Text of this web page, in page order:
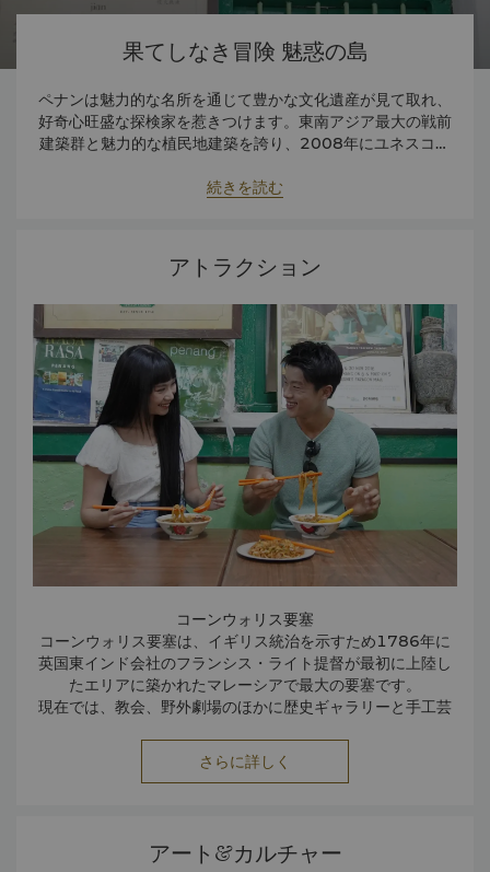
果てしなき冒険 魅惑の島
ペナンは魅力的な名所を通じて豊かな文化遺産が見て取れ、
好奇心旺盛な探検家を惹きつけます。東南アジア最大の戦前
建築群と魅力的な植民地建築を誇り、2008年にユネスコの
続きを読む
アトラクション
コーンウォリス要塞
コーンウォリス要塞は、イギリス統治を示すため1786年に
英国東インド会社のフランシス・ライト提督が最初に上陸し
たエリアに築かれたマレーシアで最大の要塞です。
現在では、教会、野外劇場のほかに歴史ギャラリーと手工芸
1977年には遺跡＆史跡に指定され、ペナンで最も有数の観
光地として人気を集めています。
屋台料理（ホーカー）
様々な文化が融合したマレーシアならではのグルメをお楽し
ラダ）などをお楽しみいただけます。
さらに詳しく
アート&カルチャー